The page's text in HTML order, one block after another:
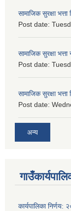
सामाजिक सुरक्षा
Post date:
सामाजिक सुरक्षा
Post date:
सामाजिक सुरक्षा
Post date:
अन्य
कार्यपालिका